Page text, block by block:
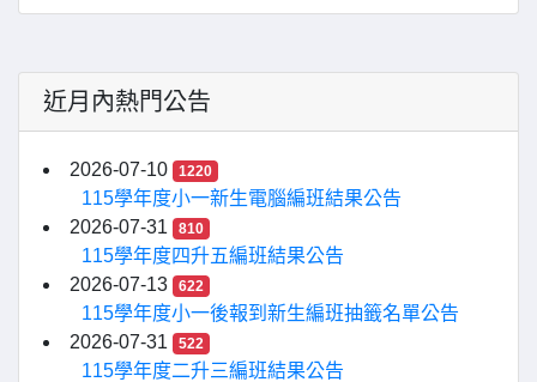
近月內熱門公告
2026-07-10 1220
115學年度小一新生電腦編班結果公告
2026-07-31
810
115學年度四升五編班結果公告
2026-07-13
622
115學年度小一後報到新生編班抽籤名單公告
2026-07-31
522
115學年度二升三編班結果公告